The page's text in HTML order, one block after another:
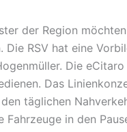
der Region
Die RSV hat eine
Die
Das
täglichen
Fahrzeuge in den